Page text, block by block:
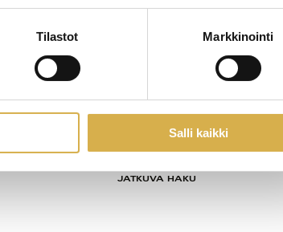
Tilastot Markkinointi
Salli kaikki
JATKUVA HAKU